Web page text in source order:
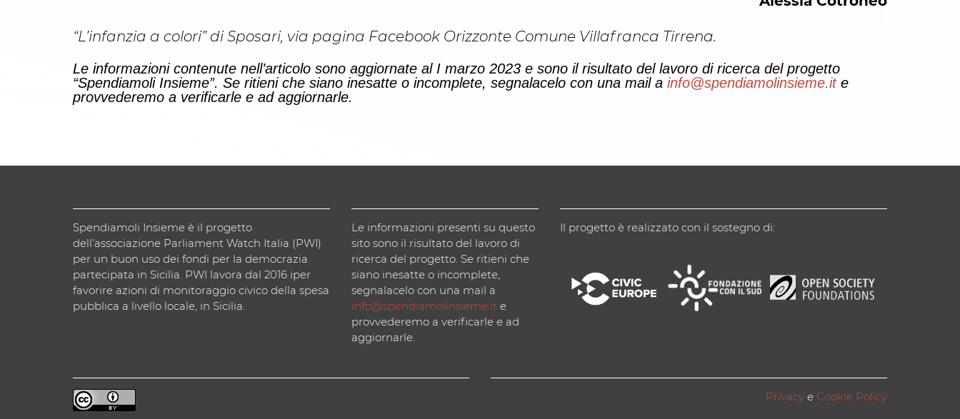
“L’infanzia a colori” di Sposari, via pagina Facebook Orizzonte Comune Villafranca Tirrena.
Le informazioni contenute nell’articolo sono aggiornate al I marzo 2023 e sono il risultato del lavoro di ricerca del progetto
“Spendiamoli Insieme”. Se ritieni che siano inesatte o incomplete, segnalacelo con una mail a info@spendiamolinsieme.ite
provvederemo a verificarle e ad aggiornarle.
Spendiamoli Insieme è il progetto
dell’associazione Parliament Watch Italia (PWI)
per un buon uso dei fondi per la democrazia
partecipata in Sicilia. PWI lavora dal 2016 iper
favorire azioni di monitoraggio civico della spesa
pubblica a livello locale, in Sicilia.
Le informazioni presenti su questo
sito sono il risultato del lavoro di
ricerca del progetto. Se ritieni che
siano inesatte o incomplete,
segnalacelo con una mail a
info@spendiamolinsieme.ite
provvederemo a verificarle e ad
aggiornarle.
Il progetto è realizzato con il sostegno di:
Privacy e Cookie Policy